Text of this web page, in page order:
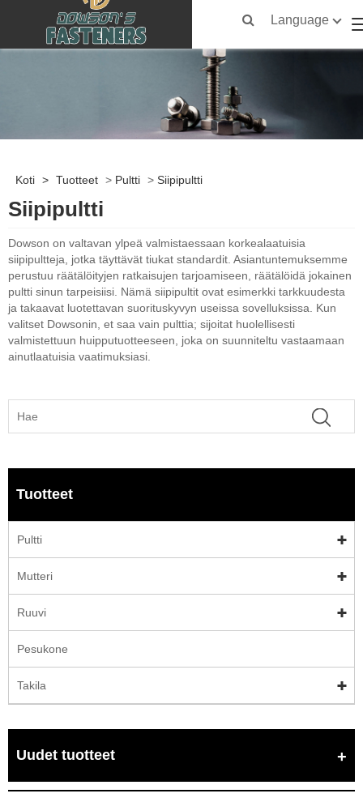
Language
Koti > Tuotteet > Pultti > Siipipultti
Siipipultti
Dowson on valtavan ylpeä valmistaessaan korkealaatuisia
siipipultteja, jotka täyttävät tiukat standardit. Asiantuntemuksemme
perustuu räätälöityjen ratkaisujen tarjoamiseen, räätälöidä jokainen
pultti sinun tarpeisiisi. Nämä siipipultit ovat esimerkki tarkkuudesta
ja takaavat luotettavan suorituskyvyn useissa sovelluksissa. Kun
valitset Dowsonin, et saa vain pulttia; sijoitat huolellisesti
valmistettuun huipputuotteeseen, joka on suunniteltu vastaamaan
ainutlaatuisia vaatimuksiasi.
Tuotteet
Pultti
Mutteri
Ruuvi
Pesukone
Takila
Uudet tuotteet